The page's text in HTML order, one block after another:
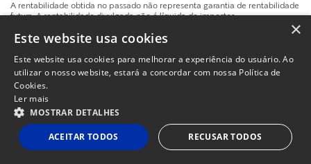
A rentabilidade obtida no passado não representa garantia de rentabilidade
futura. A rentabilidade divulgada não é líquida de impostos.
×
Este website usa cookies
Este website usa cookies para melhorar a experiência do usuário. Ao
utilizar o nosso website, estará a concordar com nossa Política de
Cookies.
Ler mais
MOSTRAR DETALHES
ACEITAR TODOS RECUSAR TODOS